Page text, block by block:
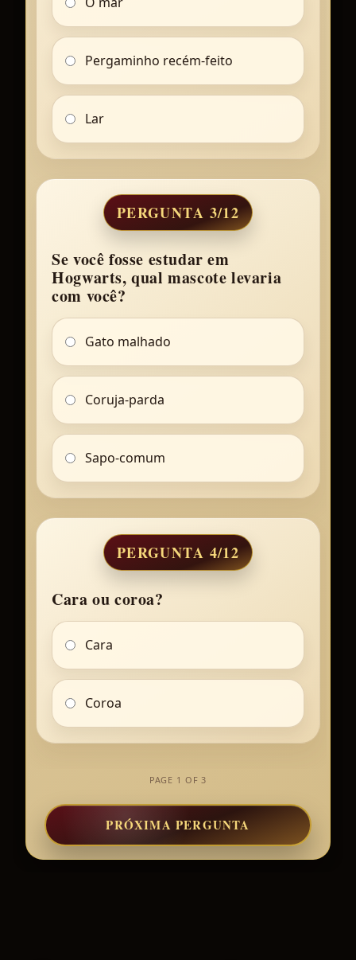
Pergaminho recém-feito
Lar
PERGUNTA 3/12
Se você fosse estudar em
Hogwarts, qual mascote levaria
com você?
Gato malhado
Coruja-parda
Sapo-comum
PERGUNTA 4/12
Cara ou coroa?
Cara
Coroa
PAGE 1 OF 3
PRÓXIMA PERGUNTA